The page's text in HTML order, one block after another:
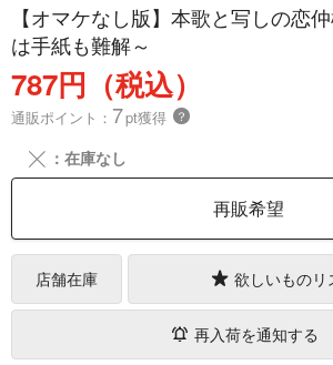
【オマケなし版】本歌と写しの恋
は手紙も難解～
787円（税込）
通販ポイント： 7pt獲得 ？
╳ ：在庫なし
再販希望
店舗在庫 欲しいものリ
再入荷を通知する